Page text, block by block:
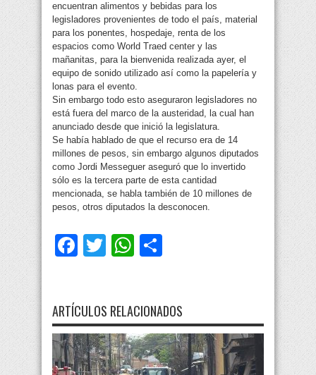
encuentran alimentos y bebidas para los
legisladores provenientes de todo el país, material
para los ponentes, hospedaje, renta de los
espacios como World Traed center y las
mañanitas, para la bienvenida realizada ayer, el
equipo de sonido utilizado así como la papelería y
lonas para el evento.
Sin embargo todo esto aseguraron legisladores no
está fuera del marco de la austeridad, la cual han
anunciado desde que inició la legislatura.
Se había hablado de que el recurso era de 14
millones de pesos, sin embargo algunos diputados
como Jordi Messeguer aseguró que lo invertido
sólo es la tercera parte de esta cantidad
mencionada, se habla también de 10 millones de
pesos, otros diputados la desconocen.
Facebook
TwitterWhatsApp
ARTÍCULOS RELACIONADOS